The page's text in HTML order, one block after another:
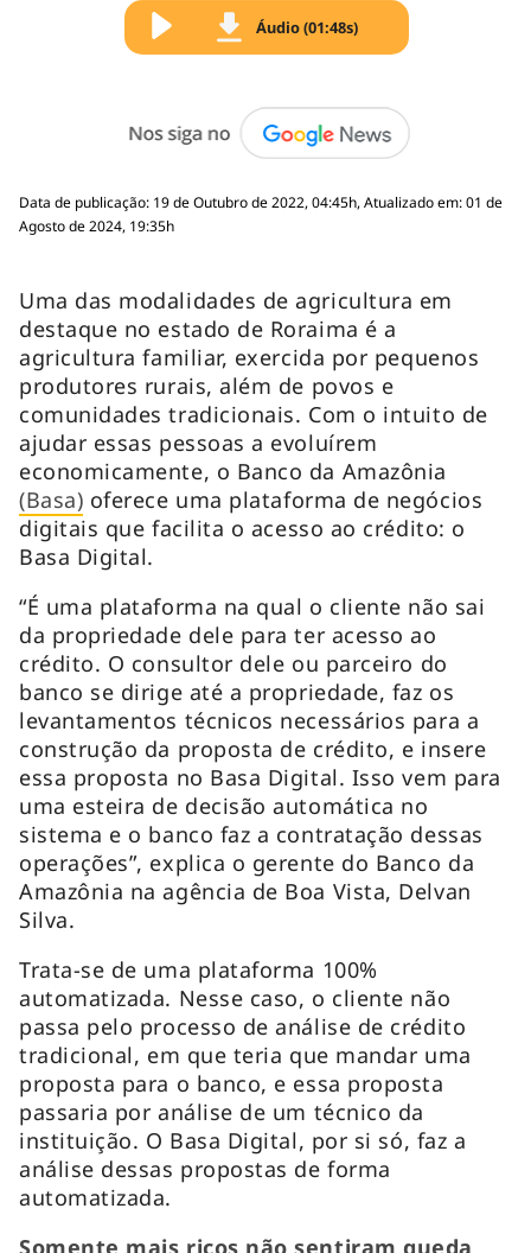
Áudio (01:48s)
Data de publicação: 19 de Outubro de 2022, 04:45h, Atualizado em: 01 de
Agosto de 2024, 19:35h
Uma das modalidades de agricultura em
destaque no estado de Roraima é a
agricultura familiar, exercida por pequenos
produtores rurais, além de povos e
comunidades tradicionais. Com o intuito de
ajudar essas pessoas a evoluírem
economicamente, o Banco da Amazônia
(Basa) oferece uma plataforma de negócios
digitais que facilita o acesso ao crédito: o
Basa Digital.
“É uma plataforma na qual o cliente não sai
da propriedade dele para ter acesso ao
crédito. O consultor dele ou parceiro do
banco se dirige até a propriedade, faz os
levantamentos técnicos necessários para a
construção da proposta de crédito, e insere
essa proposta no Basa Digital. Isso vem para
uma esteira de decisão automática no
sistema e o banco faz a contratação dessas
operações”, explica o gerente do Banco da
Amazônia na agência de Boa Vista, Delvan
Silva.
Trata-se de uma plataforma 100%
automatizada. Nesse caso, o cliente não
passa pelo processo de análise de crédito
tradicional, em que teria que mandar uma
proposta para o banco, e essa proposta
passaria por análise de um técnico da
instituição. O Basa Digital, por si só, faz a
análise dessas propostas de forma
automatizada.
Somente mais ricos não sentiram queda